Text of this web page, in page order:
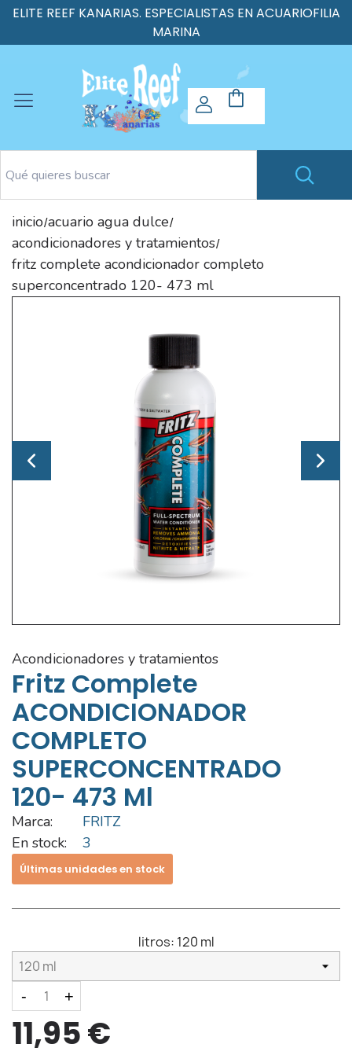
ELITE REEF KANARIAS. ESPECIALISTAS EN ACUARIOFILIA
MARINA
inicio/acuario agua dulce/
acondicionadores y tratamientos/
fritz complete acondicionador completo
superconcentrado 120- 473 ml
acondicionadores y tratamientos
Fritz Complete
ACONDICIONADOR
COMPLETO
SUPERCONCENTRADO
120- 473 Ml
Marca:
FRITZ
En stock:
3
Últimas unidades en stock
litros: 120 ml
- +
11,95 €